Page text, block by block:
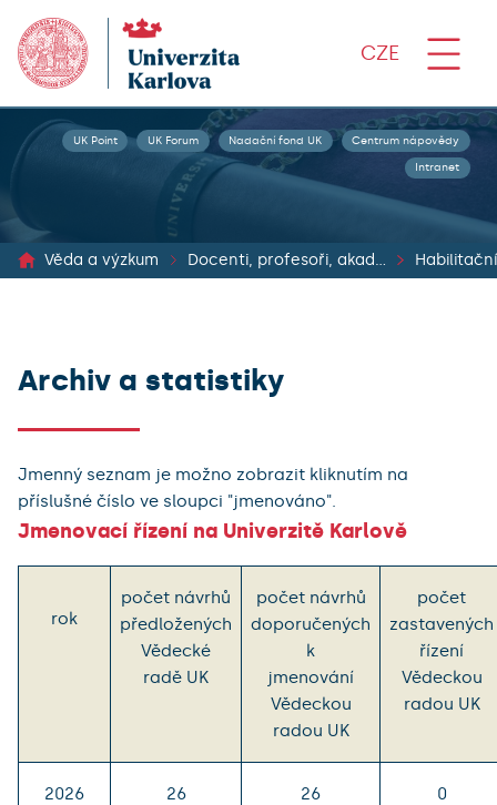
CZE
UK Point UK Forum Nadační fond UK Centrum nápovědy
Intranet
Věda a výzkum Docenti, profesoři, akademické kvalifikace
Archiv a statistiky
Jmenný seznam je možno zobrazit kliknutím na
příslušné číslo ve sloupci "jmenováno".
Jmenovací řízení na Univerzitě Karlově
rok
počet návrhů
předložených
Vědecké
radě UK
počet návrhů
doporučených
k
jmenování
Vědeckou
radou UK
počet
zastavených
řízení
Vědeckou
radou UK
2026
26 26 0